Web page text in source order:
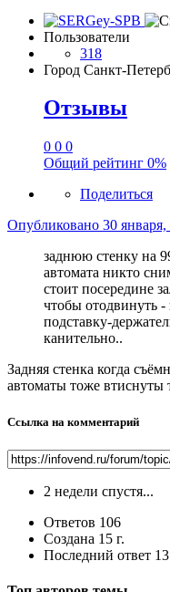
Пользователи
318
Город Санкт-
Отзывы
0 0 0
Общий рейтинг 0%
Поделиться
Опубликовано 30 января,
заднюю стенку на
автомата никто
стоит посередине
чтобы отодвинуть -
подставку-
канительно..
Задняя стенка когда
автоматы тоже втиснуты
Ссылка на комментарий
2 недели спустя...
Ответов 106
Создана 15 г.
Последний ответ